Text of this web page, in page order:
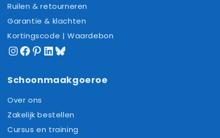
Ruilen & retourneren
Garantie & klachten
Kortingscode | Waardebon
Instagram
Facebook
Pinterest
LinkedIn
Bluesky
Schoonmaakgoeroe
Over ons
Zakelijk bestellen
Cursus en training